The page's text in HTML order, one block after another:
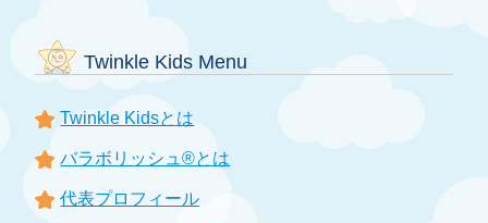
Twinkle Kids Menu
Twinkle Kidsとは
バラボリッシュ®とは
代表プロフィール